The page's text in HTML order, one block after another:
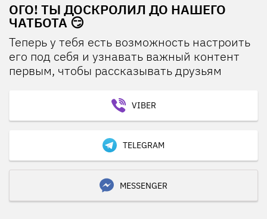
ОГО! ТЫ ДОСКРОЛИЛ ДО НАШЕГО
ЧАТБОТА 😏
Теперь у тебя есть возможность настроить
его под себя и узнавать важный контент
первым, чтобы рассказывать друзьям
VIBER
TELEGRAM
MESSENGER